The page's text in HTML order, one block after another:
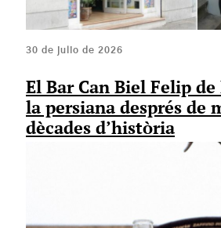
30 de julio de 2026
El Bar Can Biel Felip
la persiana després de
dècades d’història